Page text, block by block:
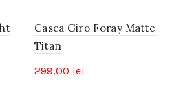
Casca Giro Foray Matte
Titan
299,00 lei